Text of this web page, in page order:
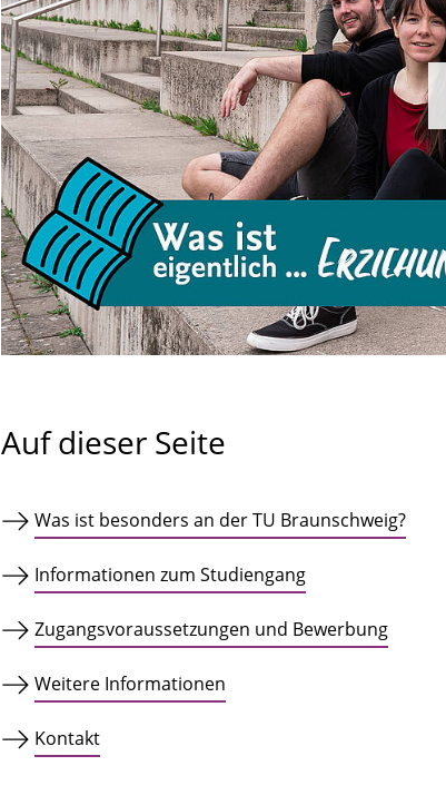
Auf dieser Seite
Was ist besonders an der TU Braunschweig?
Informationen zum Studiengang
Zugangsvoraussetzungen und Bewerbung
Weitere Informationen
Kontakt